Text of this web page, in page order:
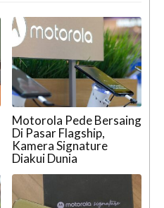
Motorola Pede Bersaing
Di Pasar Flagship,
Kamera Signature
Diakui Dunia